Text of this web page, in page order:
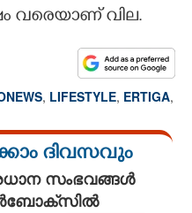
വരെയാണ് വില.
, LIFESTYLE, ERTIGA,
ദിവസവും
സംഭവങ്ങൾ